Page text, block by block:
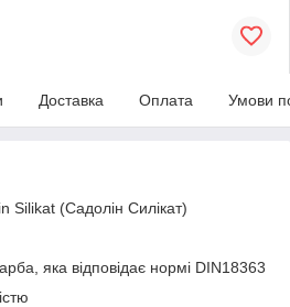
Доставка Оплата Умови
(Садолін Силікат)
яка відповідає нормі DIN18363